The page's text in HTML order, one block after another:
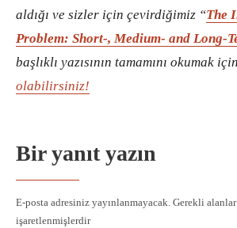
aldığı ve sizler için çevirdiğimiz “The
Problem: Short-, Medium- and Long-
başlıklı yazısının tamamını okumak için
olabilirsiniz!
Bir yanıt yazın
E-posta adresiniz yayınlanmayacak. Gerekli alanlar
işaretlenmişlerdir